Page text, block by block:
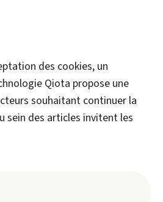
des cookies, un
Qiota propose une
souhaitant continuer la
sein des articles invitent les